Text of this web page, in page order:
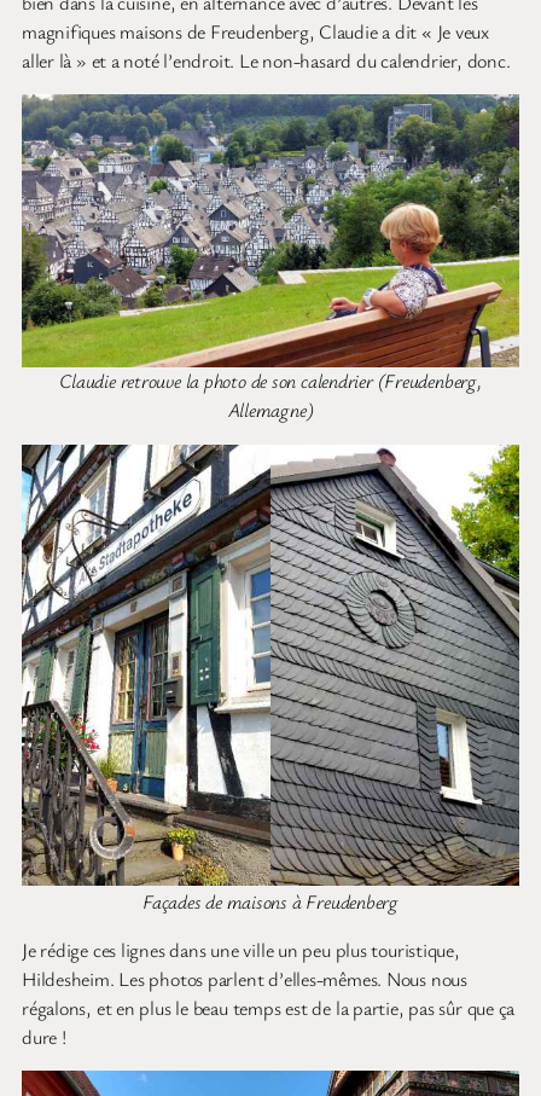
magnifiques maisons de Freudenberg, Claudie a dit « Je veux
aller là » et a noté l’endroit. Le non-hasard du calendrier, donc.
Claudie retrouve la photo de son calendrier (Freudenberg,
Allemagne)
Façades de maisons à Freudenberg
Je rédige ces lignes dans une ville un peu plus touristique,
Hildesheim. Les photos parlent d’elles-mêmes. Nous nous
régalons, et en plus le beau temps est de la partie, pas sûr que ça
dure !